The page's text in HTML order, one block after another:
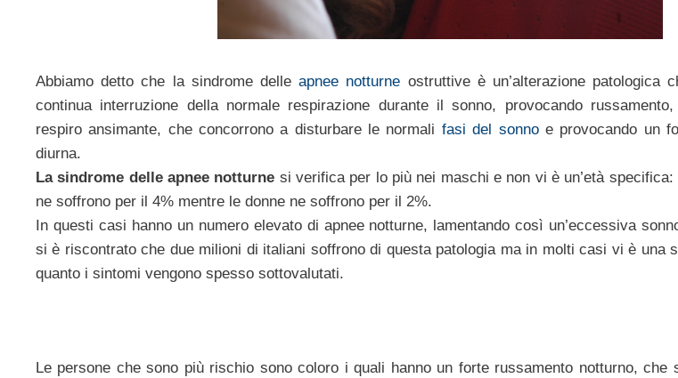
Abbiamo detto che la sindrome delleapnee notturne ostruttive è un’alterazione patologica
continua interruzione della normale respirazione durante il sonno, provocando
respiro ansimante, che concorrono a disturbare le normali fasi del sonnoe provocando un
diurna.
La sindrome delle apnee notturne si verifica per lo più nei maschi e non vi è un’età
ne soffrono per il 4% mentre le donne ne soffrono per il 2%.
In questi casi hanno un numero elevato di apnee notturne, lamentando così un’eccessiva
si è riscontrato che due milioni di italiani soffrono di questa patologia ma in molti casi vi è una
quanto i sintomi vengono spesso sottovalutati.
Le persone che sono più rischio sono coloro i quali hanno un forte russamento notturno, che